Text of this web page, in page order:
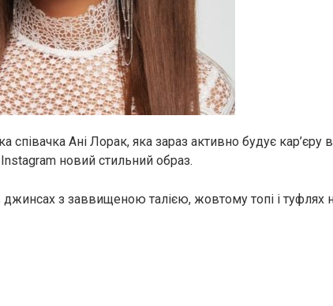
співачка Ані Лорак, яка зараз активно будує кар’єру
новий стильний образ.
джинсах з заввищеною талією, жовтому топі і туфлях